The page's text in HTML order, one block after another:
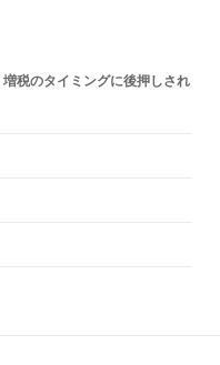
税のタイミングに後押しされ